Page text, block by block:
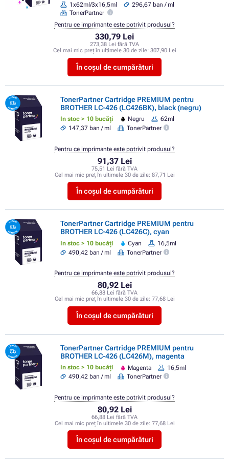
1x62ml/3x16,5ml
296,67 ban / ml
TonerPartner
330,79 Lei
273,38 Lei fără TVA
Cel mai mic preț în ultimele 30 de zile: 307,90 Lei
În coșul de cumpărături
Pentru ce imprimante este potrivit produsul?
TonerPartner Cartridge PREMIUM pentru
BROTHER LC-426 (LC426BK), black (negru)
In stoc > 10 bucăți Negru
62ml
147,37 ban / ml
TonerPartner
91,37 Lei
75,51 Lei fără TVA
Cel mai mic preț în ultimele 30 de zile: 87,71 Lei
În coșul de cumpărături
Pentru ce imprimante este potrivit produsul?
TonerPartner Cartridge PREMIUM pentru
BROTHER LC-426 (LC426C), cyan
In stoc > 10 bucăți Cyan
16,5ml
490,42 ban / ml
TonerPartner
80,92 Lei
66,88 Lei fără TVA
Cel mai mic preț în ultimele 30 de zile: 77,68 Lei
În coșul de cumpărături
Pentru ce imprimante este potrivit produsul?
TonerPartner Cartridge PREMIUM pentru
BROTHER LC-426 (LC426M), magenta
In stoc > 10 bucăți Magenta
16,5ml
490,42 ban / ml
TonerPartner
80,92 Lei
66,88 Lei fără TVA
Cel mai mic preț în ultimele 30 de zile: 77,68 Lei
În coșul de cumpărături
Pentru ce imprimante este potrivit produsul?